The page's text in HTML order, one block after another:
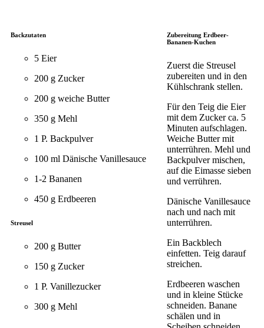
Backzutaten
5 Eier
200 g Zucker
200 g weiche Butter
350 g Mehl
1 P. Backpulver
100 ml Dänische Vanillesauce
1-2 Bananen
450 g Erdbeeren
Streusel
200 g Butter
150 g Zucker
1 P. Vanillezucker
300 g Mehl
Zubereitung Erdbeer-
Bananen-Kuchen
Zuerst die Streusel
zubereiten und in den
Kühlschrank stellen.
Für den Teig die Eier
mit dem Zucker ca. 5
Minuten aufschlagen.
Weiche Butter mit
unterrühren. Mehl und
Backpulver mischen,
auf die Eimasse sieben
und verrühren.
Dänische Vanillesauce
nach und nach mit
unterrühren.
Ein Backblech
einfetten. Teig darauf
streichen.
Erdbeeren waschen
und in kleine Stücke
schneiden. Banane
schälen und in